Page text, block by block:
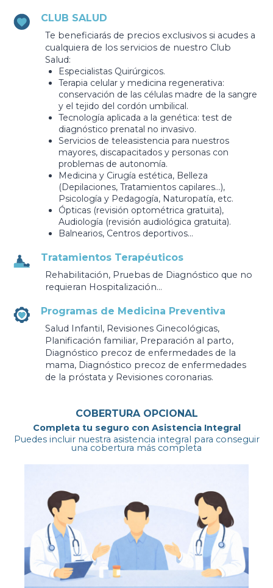
CLUB SALUD
Te beneficiarás de precios exclusivos si acudes a
cualquiera de los servicios de nuestro Club
Salud:
Especialistas Quirúrgicos.
Terapia celular y medicina regenerativa:
conservación de las células madre de la sangre
y el tejido del cordón umbilical.
Tecnología aplicada a la genética: test de
diagnóstico prenatal no invasivo.
Servicios de teleasistencia para nuestros
mayores, discapacitados y personas con
problemas de autonomía.
Medicina y Cirugía estética, Belleza
(Depilaciones, Tratamientos capilares...),
Psicología y Pedagogía, Naturopatía, etc.
Ópticas (revisión optométrica gratuita),
Audiología (revisión audiológica gratuita).
Balnearios, Centros deportivos...
Tratamientos Terapéuticos
Rehabilitación, Pruebas de Diagnóstico que no
requieran Hospitalización…
Programas de Medicina Preventiva
Salud Infantil, Revisiones Ginecológicas,
Planificación familiar, Preparación al parto,
Diagnóstico precoz de enfermedades de la
mama, Diagnóstico precoz de enfermedades
de la próstata y Revisiones coronarias.
COBERTURA OPCIONAL
Completa tu seguro con Asistencia Integral
Puedes incluir nuestra asistencia integral para conseguir
una cobertura más completa